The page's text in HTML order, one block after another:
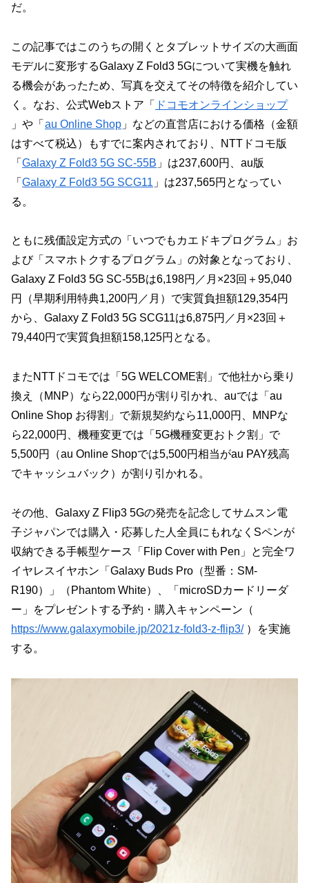
だ。
この記事ではこのうちの開くとタブレットサイズの大画面
モデルに変形するGalaxy Z Fold3 5Gについて実機を触れ
る機会があったため、写真を交えてその特徴を紹介してい
く。なお、公式Webストア「
ドコモオンラインショップ
」や「 au Online Shop 」などの直営店における価格（金額
はすべて税込）もすでに案内されており、NTTドコモ版
「 Galaxy Z Fold3 5G SC-55B 」は237,600円、au版
「 Galaxy Z Fold3 5G SCG11 」は237,565円となってい
る。
ともに残価設定方式の「いつでもカエドキプログラム」お
よび「スマホトクするプログラム」の対象となっており、
Galaxy Z Fold3 5G SC-55Bは6,198円／月×23回＋95,040
円（早期利用特典1,200円／月）で実質負担額129,354円
から、Galaxy Z Fold3 5G SCG11は6,875円／月×23回＋
79,440円で実質負担額158,125円となる。
またNTTドコモでは「5G WELCOME割」で他社から乗り
換え（MNP）なら22,000円が割り引かれ、auでは「au
Online Shop お得割」で新規契約なら11,000円、MNPな
ら22,000円、機種変更では「5G機種変更おトク割」で
5,500円（au Online Shopでは5,500円相当がau PAY残高
でキャッシュバック）が割り引かれる。
その他、Galaxy Z Flip3 5Gの発売を記念してサムスン電
子ジャパンでは購入・応募した人全員にもれなくSペンが
収納できる手帳型ケース「Flip Cover with Pen」と完全ワ
イヤレスイヤホン「Galaxy Buds Pro（型番：SM-
R190）」（Phantom White）、「microSDカードリーダ
ー」をプレゼントする予約・購入キャンペーン（
https://www.galaxymobile.jp/2021z-fold3-z-flip3/）を実施
する。